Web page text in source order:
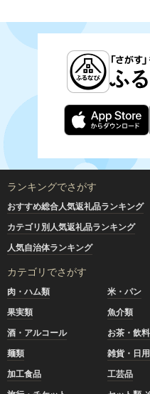
ランキングでさがす
おすすめ総合人気返礼品ランキング
カテゴリ別人気返礼品ランキング
人気自治体ランキング
カテゴリでさがす
肉・ハム類 米・パン
果実類
魚介類
酒・アルコール
お茶・飲料
麺類
雑貨・日
加工食品
工芸品